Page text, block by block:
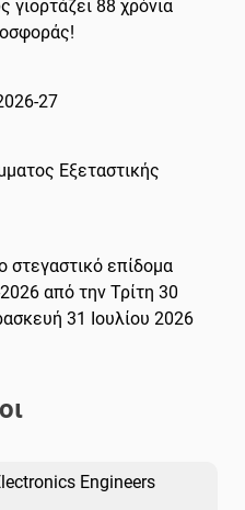
γιορτάζει 88 χρόνια
27
Εξεταστικής
στεγαστικό επίδομα
από την Τρίτη 30
31 Ιουλίου 2026
Engineers